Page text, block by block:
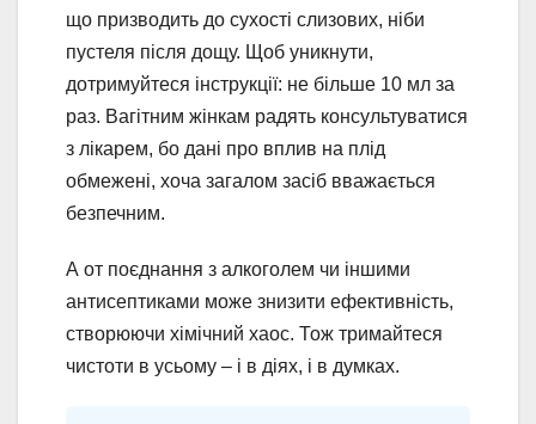
що призводить до сухості слизових, ніби
пустеля після дощу. Щоб уникнути,
дотримуйтеся інструкції: не більше 10 мл за
раз. Вагітним жінкам радять консультуватися
з лікарем, бо дані про вплив на плід
обмежені, хоча загалом засіб вважається
безпечним.
А от поєднання з алкоголем чи іншими
антисептиками може знизити ефективність,
створюючи хімічний хаос. Тож тримайтеся
чистоти в усьому – і в діях, і в думках.